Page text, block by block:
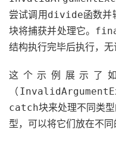
尝试调用divide函数并
块将捕获并处理它。
结构执行完毕后执行，无
这个示例展示了
（
catch块来处理不同类
型，可以将它们放在不同